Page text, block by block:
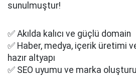
sunulmuştur!
✅ Akılda kalıcı ve güçlü domain
✅ Haber, medya, içerik üretimi
hazır altyapı
✅ SEO uyumu ve marka